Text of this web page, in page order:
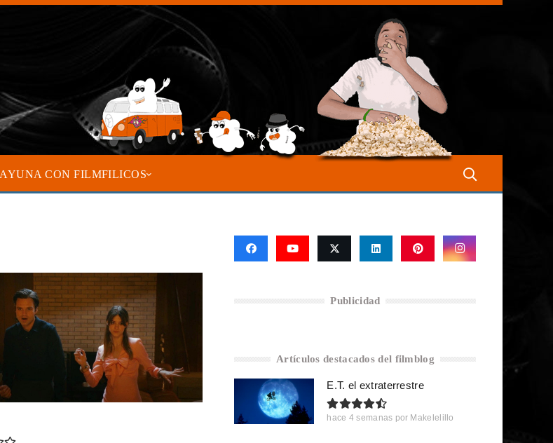
CON FILMFILICOS
Publicidad
Artículos destacados del filmblog
E.T. el extraterrestre
hace 4 semanas por Makelelillo